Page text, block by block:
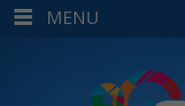
MENU